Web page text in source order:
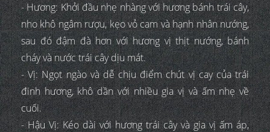
- Hương: Khởi đầu nhẹ nhàng với hương bánh trái cây,
nho khô ngâm rượu, kẹo vỏ cam và hạnh nhân nướng,
sau đó đậm đà hơn với hương vị thịt nướng, bánh
cháy và nước trái cây dịu mát.
- Vị: Ngọt ngào và dễ chịu điểm chút vị cay của trái
đinh hương, khô dần với nhiều gia vị và ấm nhẹ về
cuối.
- Hậu Vị: Kéo dài với hương trái cây và gia vị ấm áp,